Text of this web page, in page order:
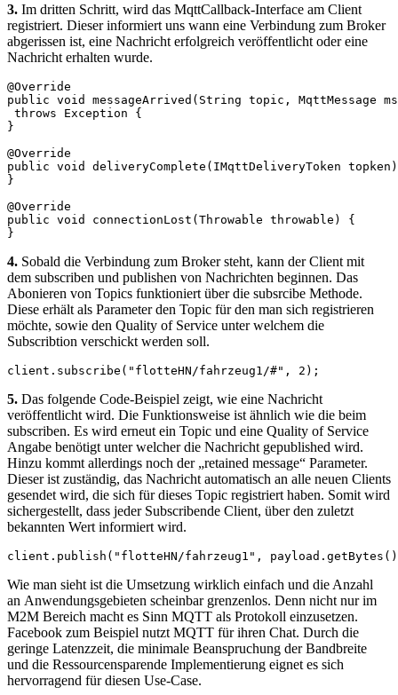
3. Im dritten Schritt, wird das MqttCallback-Interface am Client
registriert. Dieser informiert uns wann eine Verbindung zum Broker
abgerissen ist, eine Nachricht erfolgreich veröffentlicht oder eine
Nachricht erhalten wurde.
@Override
public void messageArrived(String topic, MqttMessage
throws Exception {
}
@Override
public void deliveryComplete(IMqttDeliveryToken
}
@Override
public void connectionLost(Throwable throwable) {
}
4. Sobald die Verbindung zum Broker steht, kann der Client mit
dem subscriben und publishen von Nachrichten beginnen. Das
Abonieren von Topics funktioniert über die subsrcibe Methode.
Diese erhält als Parameter den Topic für den man sich registrieren
möchte, sowie den Quality of Service unter welchem die
Subscribtion verschickt werden soll.
client.subscribe("flotteHN/fahrzeug1/#", 2);
5. Das folgende Code-Beispiel zeigt, wie eine Nachricht
veröffentlicht wird. Die Funktionsweise ist ähnlich wie die beim
subscriben. Es wird erneut ein Topic und eine Quality of Service
Angabe benötigt unter welcher die Nachricht gepublished wird.
Hinzu kommt allerdings noch der „retained message“ Parameter.
Dieser ist zuständig, das Nachricht automatisch an alle neuen Clients
gesendet wird, die sich für dieses Topic registriert haben. Somit wird
sichergestellt, dass jeder Subscribende Client, über den zuletzt
bekannten Wert informiert wird.
client.publish("flotteHN/fahrzeug1",
Wie man sieht ist die Umsetzung wirklich einfach und die Anzahl
an Anwendungsgebieten scheinbar grenzenlos. Denn nicht nur im
M2M Bereich macht es Sinn MQTT als Protokoll einzusetzen.
Facebook zum Beispiel nutzt MQTT für ihren Chat. Durch die
geringe Latenzzeit, die minimale Beanspruchung der Bandbreite
und die Ressourcensparende Implementierung eignet es sich
hervorragend für diesen Use-Case.